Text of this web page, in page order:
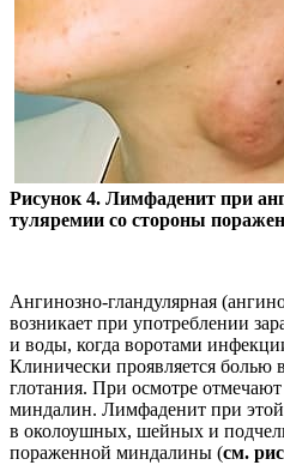
Рисунок 4. Лимфаденит при
туляремии со стороны
Ангинозно-гландулярная
возникает при употреблении
и воды, когда воротами
Клинически проявляется болью
глотания. При осмотре
миндалин. Лимфаденит при
в околоушных, шейных и
пораженной миндалины (см.